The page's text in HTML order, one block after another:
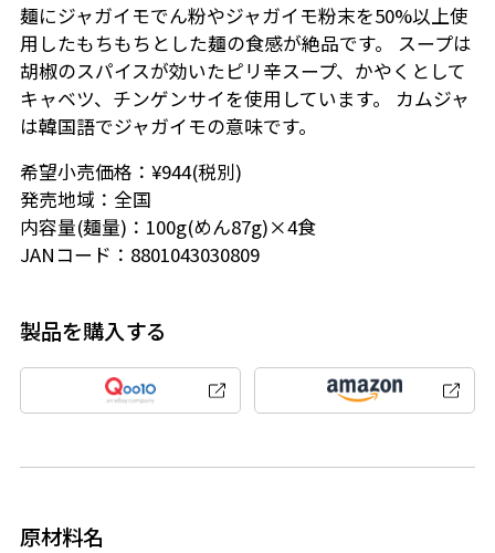
麺にジャガイモでん粉やジャガイモ粉末を50%以上使
用したもちもちとした麺の食感が絶品です。 スープは
胡椒のスパイスが効いたピリ辛スープ、かやくとして
キャベツ、チンゲンサイを使用しています。 カムジャ
は韓国語でジャガイモの意味です。
希望小売価格：¥944(税別)
発売地域：全国
内容量(麺量)：100g(めん87g)×4食
JANコード：8801043030809
製品を購入する
原材料名